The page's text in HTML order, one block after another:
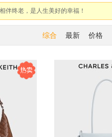
伴终老，是人生美好的幸福！
综合 最新 价格